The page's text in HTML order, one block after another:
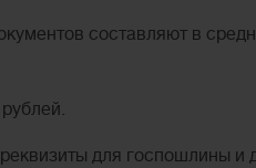
составляют в
для госпошлины и